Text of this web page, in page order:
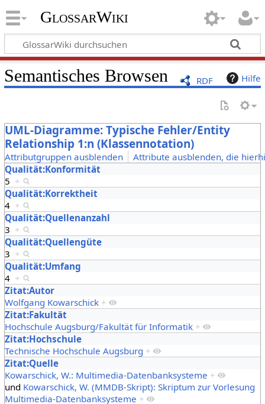
GlossarWiki
RDF Hilfe
Semantisches Browsen
UML-Diagramme: Typische Fehler/Entity
Relationship 1:n (Klassennotation)
Attributgruppen ausblenden
Attribute ausblenden, die
Qualität:Konformität
5 +
Qualität:Korrektheit
4 +
Qualität:Quellenanzahl
3 +
Qualität:Quellengüte
3 +
Qualität:Umfang
4 +
Zitat:Autor
Wolfgang Kowarschick +
Zitat:Fakultät
Hochschule Augsburg/Fakultät für Informatik +
Zitat:Hochschule
Technische Hochschule Augsburg +
Zitat:Quelle
Kowarschick, W.: Multimedia-Datenbanksysteme +
und Kowarschick, W. (MMDB-Skript): Skriptum zur Vorlesung
Multimedia-Datenbanksysteme +